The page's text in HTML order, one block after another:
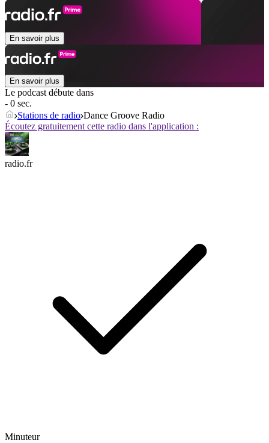
En savoir plus
En savoir plus
Le podcast débute dans
- 0 sec.
Stations de radio Dance Groove Radio
Écoutez gratuitement cette radio dans l'application :
radio.fr
Minuteur